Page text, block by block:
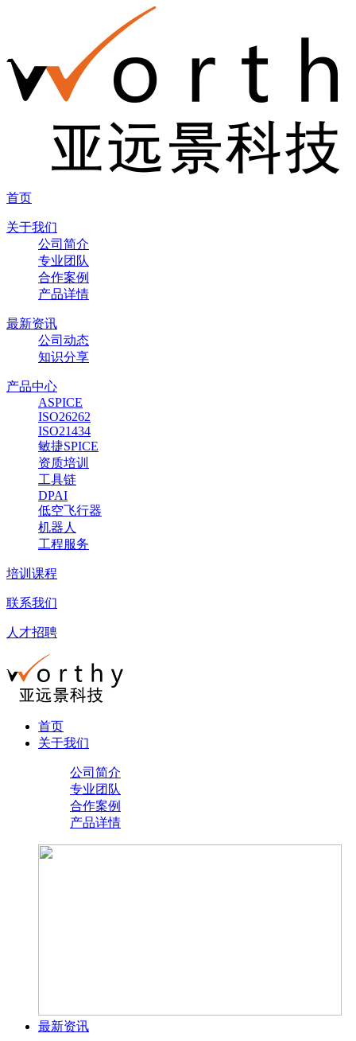
首页
关于我们
公司简介
专业团队
合作案例
产品详情
最新资讯
公司动态
知识分享
产品中心
ASPICE
ISO26262
ISO21434
敏捷SPICE
资质培训
工具链
DPAI
低空飞行器
机器人
工程服务
培训课程
联系我们
人才招聘
首页
关于我们
公司简介
专业团队
合作案例
产品详情
最新资讯